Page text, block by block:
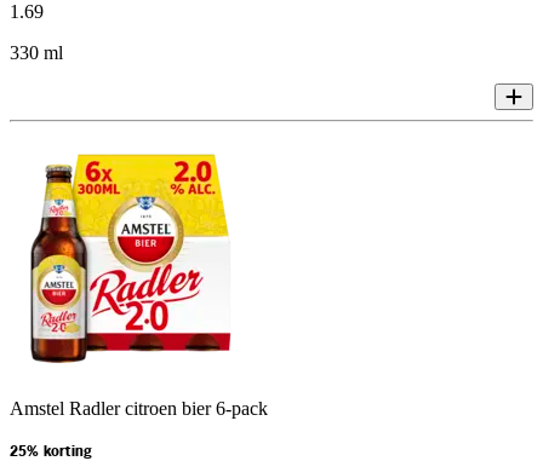
1.69
330 ml
Amstel Radler citroen bier 6-pack
25% korting